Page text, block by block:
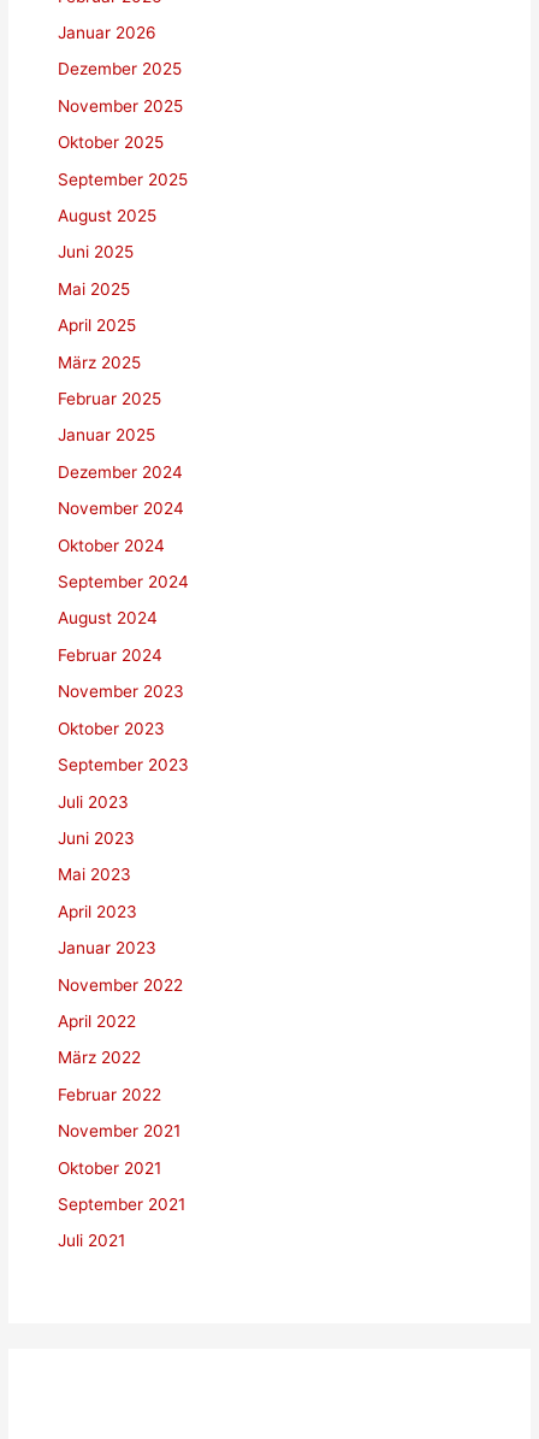
Januar 2026
Dezember 2025
November 2025
Oktober 2025
September 2025
August 2025
Juni 2025
Mai 2025
April 2025
März 2025
Februar 2025
Januar 2025
Dezember 2024
November 2024
Oktober 2024
September 2024
August 2024
Februar 2024
November 2023
Oktober 2023
September 2023
Juli 2023
Juni 2023
Mai 2023
April 2023
Januar 2023
November 2022
April 2022
März 2022
Februar 2022
November 2021
Oktober 2021
September 2021
Juli 2021